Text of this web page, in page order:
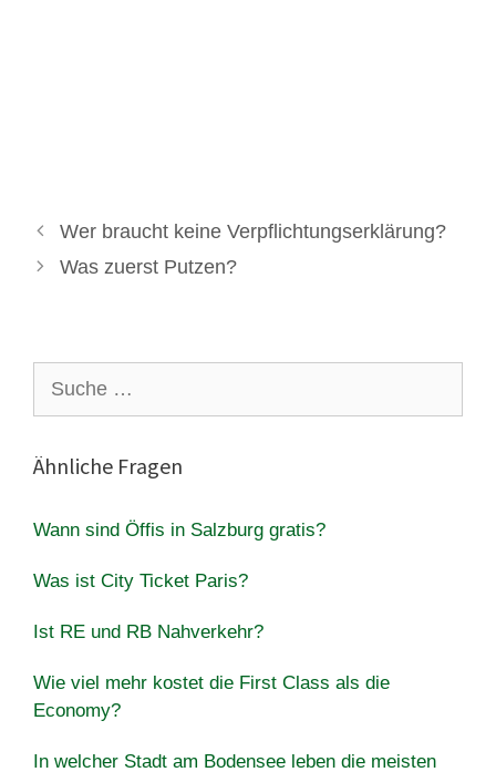
Wer braucht keine Verpflichtungserklärung?
Was zuerst Putzen?
nach:
Ähnliche Fragen
Wann sind Öffis in Salzburg gratis?
Was ist City Ticket Paris?
Ist RE und RB Nahverkehr?
Wie viel mehr kostet die First Class als die
Economy?
In welcher Stadt am Bodensee leben die meisten